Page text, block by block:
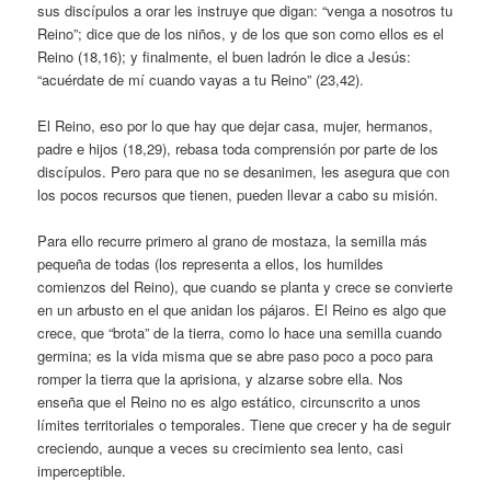
sus discípulos a orar les instruye que digan: “venga a nosotros tu
Reino”; dice que de los niños, y de los que son como ellos es el
Reino (18,16); y finalmente, el buen ladrón le dice a Jesús:
“acuérdate de mí cuando vayas a tu Reino” (23,42).
El Reino, eso por lo que hay que dejar casa, mujer, hermanos,
padre e hijos (18,29), rebasa toda comprensión por parte de los
discípulos. Pero para que no se desanimen, les asegura que con
los pocos recursos que tienen, pueden llevar a cabo su misión.
Para ello recurre primero al grano de mostaza, la semilla más
pequeña de todas (los representa a ellos, los humildes
comienzos del Reino), que cuando se planta y crece se convierte
en un arbusto en el que anidan los pájaros. El Reino es algo que
crece, que “brota” de la tierra, como lo hace una semilla cuando
germina; es la vida misma que se abre paso poco a poco para
romper la tierra que la aprisiona, y alzarse sobre ella. Nos
enseña que el Reino no es algo estático, circunscrito a unos
límites territoriales o temporales. Tiene que crecer y ha de seguir
creciendo, aunque a veces su crecimiento sea lento, casi
imperceptible.